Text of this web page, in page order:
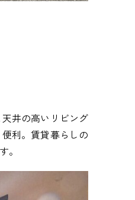
井の高いリビング
利。賃貸暮らしの
。